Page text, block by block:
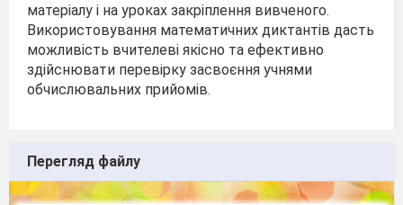
матеріалу і на уроках закріплення вивченого.
Використовування математичних диктантів дасть
можливість вчителеві якісно та ефективно
здійснювати перевірку засвоєння учнями
обчислювальних прийомів.
Перегляд файлу